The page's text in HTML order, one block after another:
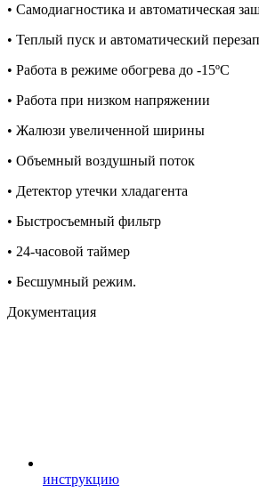
• Самодиагностика и автоматическая
• Теплый пуск и автоматический
• Работа в режиме обогрева до -15ºС
• Работа при низком напряжении
• Жалюзи увеличенной ширины
• Объемный воздушный поток
• Детектор утечки хладагента
• Быстросъемный фильтр
• 24-часовой таймер
• Бесшумный режим.
Документация
инструкцию